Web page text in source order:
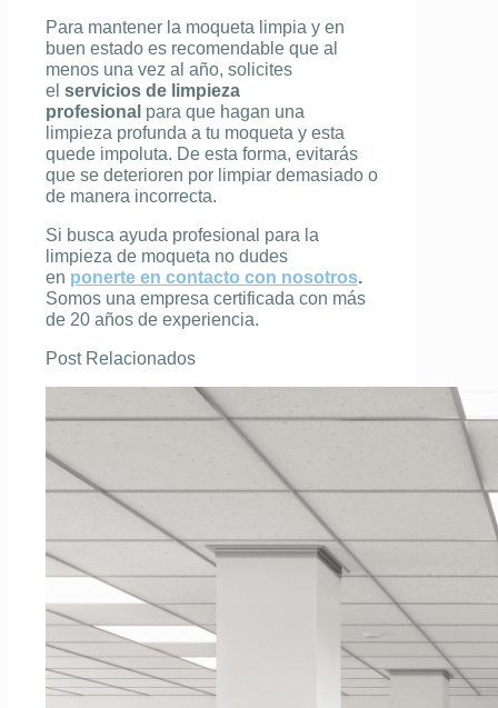
Para mantener la moqueta limpia y en
buen estado es recomendable que al
menos una vez al año, solicites
el servicios de limpieza
profesional para que hagan una
limpieza profunda a tu moqueta y esta
quede impoluta. De esta forma, evitarás
que se deterioren por limpiar demasiado o
de manera incorrecta.
Si busca ayuda profesional para la
limpieza de moqueta no dudes
en ponerte en contacto con nosotros.
Somos una empresa certificada con más
de 20 años de experiencia.
Post Relacionados